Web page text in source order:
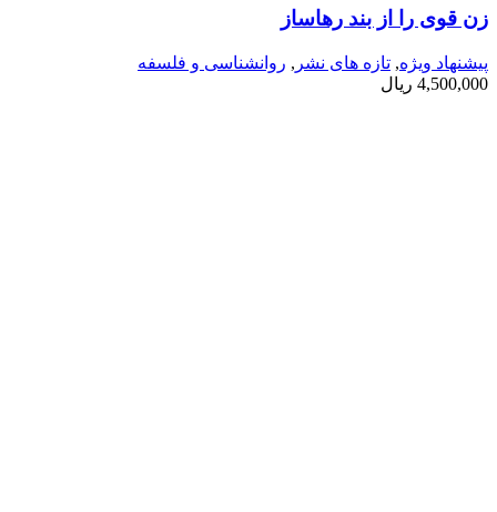
زن قوی را از بند رهاساز
پیشنهاد ویژه, تازه های نشر , روانشناسی و فلسفه
4,500,000 ریال